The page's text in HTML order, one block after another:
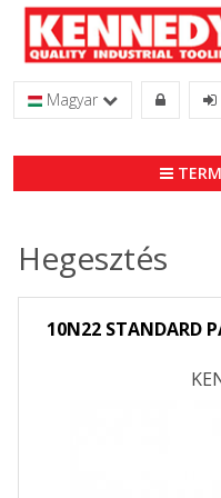
Magyar
Hegesztés
10N22 STANDARD